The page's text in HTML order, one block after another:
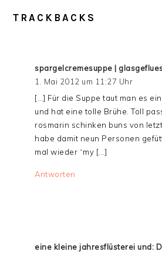
TRACKBACKS
spargelcremesuppe |
1. Mai 2012 um 11:27 Uhr
[…] Für die Suppe taut man es
und hat eine tolle Brühe. Toll
rosmarin schinken buns von
habe damit neun Personen
mal wieder “my […]
Antworten
eine kleine jahresflüsterei und: